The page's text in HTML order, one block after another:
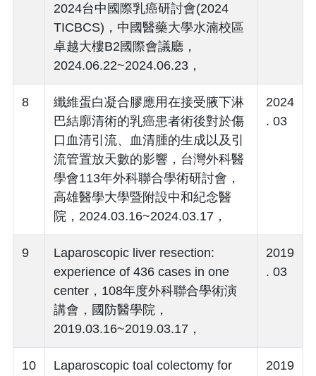
2024台中國際乳癌研討會(2024
TICBCS)，中國醫藥大學水湳校區
卓越大樓B2國際會議廳，
2024.06.22~2024.06.23，
8
纖維蛋白凝合膠應用在接受腋下淋
巴結廓清術的乳癌患者術後對於傷
口血清引流、血清腫的生成以及引
流管置放天數的影響，台灣外科醫
學會113年外科聯合學術研討會，
高雄醫學大學暨附設中和紀念醫
院，2024.03.16~2024.03.17，
2024
. 03
9
Laparoscopic liver resection:
experience of 436 cases in one
center，108年度外科聯合學術演
講會，國防醫學院，
2019.03.16~2019.03.17，
2019
. 03
10
Laparoscopic toal colectomy for
2019